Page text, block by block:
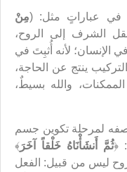
في عباراتٍ مثل: (مِنْ
الشرف إلى الروح،
الإنسان؛ لأنه أُثبِتَ في
ينتج عن الحاجة،
والله بسيطٌ،
وصفه لمرحلة تكوين جسم
﴿ثُمَّ أَنشَأْنَاهُ خَلْقاً آخَرَ﴾
الروح ليس من قبيل: الفعل